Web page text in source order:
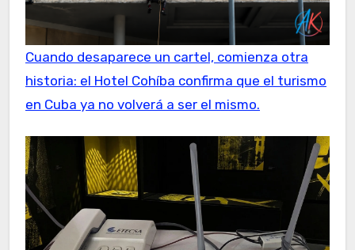
Cuando desaparece un cartel, comienza otra
historia: el Hotel Cohíba confirma que el turismo
en Cuba ya no volverá a ser el mismo.